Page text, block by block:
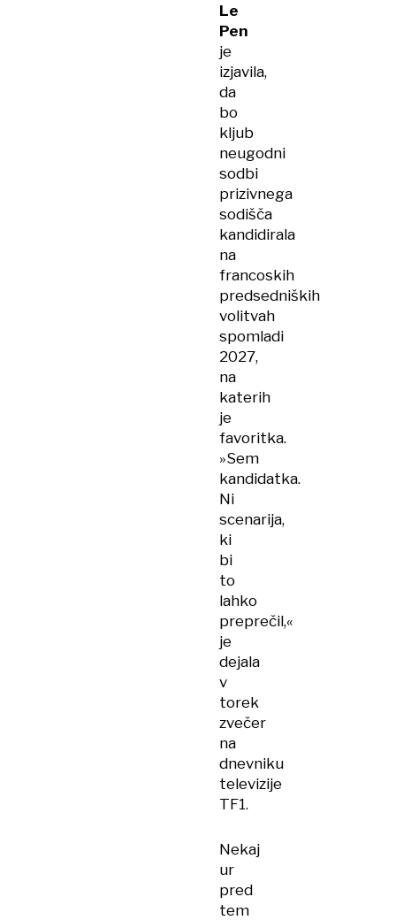
Le
Pen
je
izjavila,
da
bo
kljub
neugodni
sodbi
prizivnega
sodišča
kandidirala
na
francoskih
predsedniških
volitvah
spomladi
2027,
na
katerih
je
favoritka.
»Sem
kandidatka.
Ni
scenarija,
ki
bi
to
lahko
preprečil,«
je
dejala
v
torek
zvečer
na
dnevniku
televizije
TF1.
Nekaj
ur
pred
tem